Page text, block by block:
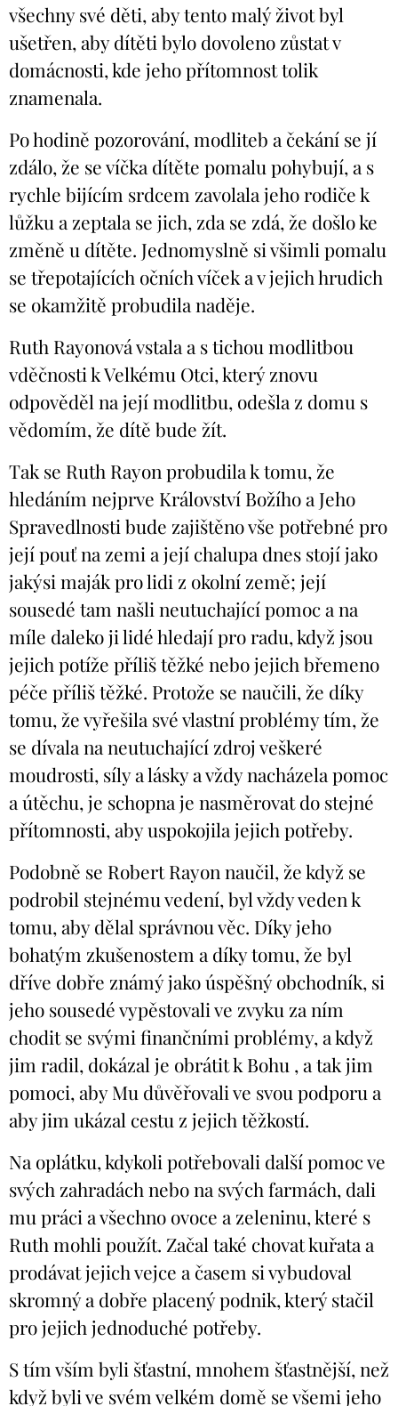
všechny své děti, aby tento malý život byl
ušetřen, aby dítěti bylo dovoleno zůstat v
domácnosti, kde jeho přítomnost tolik
znamenala.
Po hodině pozorování, modliteb a čekání se jí
zdálo, že se víčka dítěte pomalu pohybují, a s
rychle bijícím srdcem zavolala jeho rodiče k
lůžku a zeptala se jich, zda se zdá, že došlo ke
změně u dítěte. Jednomyslně si všimli pomalu
se třepotajících očních víček a v jejich hrudich
se okamžitě probudila naděje.
Ruth Rayonová vstala a s tichou modlitbou
vděčnosti k Velkému Otci, který znovu
odpověděl na její modlitbu, odešla z domu s
vědomím, že dítě bude žít.
Tak se Ruth Rayon probudila k tomu, že
hledáním nejprve Království Božího a Jeho
Spravedlnosti bude zajištěno vše potřebné pro
její pouť na zemi a její chalupa dnes stojí jako
jakýsi maják pro lidi z okolní země; její
sousedé tam našli neutuchající pomoc a na
míle daleko ji lidé hledají pro radu, když jsou
jejich potíže příliš těžké nebo jejich břemeno
péče příliš těžké. Protože se naučili, že díky
tomu, že vyřešila své vlastní problémy tím, že
se dívala na neutuchající zdroj veškeré
moudrosti, síly a lásky a vždy nacházela pomoc
a útěchu, je schopna je nasměrovat do stejné
přítomnosti, aby uspokojila jejich potřeby.
Podobně se Robert Rayon naučil, že když se
podrobil stejnému vedení, byl vždy veden k
tomu, aby dělal správnou věc. Díky jeho
bohatým zkušenostem a díky tomu, že byl
dříve dobře známý jako úspěšný obchodník, si
jeho sousedé vypěstovali ve zvyku za ním
chodit se svými finančními problémy, a když
jim radil, dokázal je obrátit k Bohu , a tak jim
pomoci, aby Mu důvěřovali ve svou podporu a
aby jim ukázal cestu z jejich těžkostí.
Na oplátku, kdykoli potřebovali další pomoc ve
svých zahradách nebo na svých farmách, dali
mu práci a všechno ovoce a zeleninu, které s
Ruth mohli použít. Začal také chovat kuřata a
prodávat jejich vejce a časem si vybudoval
skromný a dobře placený podnik, který stačil
pro jejich jednoduché potřeby.
S tím vším byli šťastní, mnohem šťastnější, než
když byli ve svém velkém domě se všemi jeho